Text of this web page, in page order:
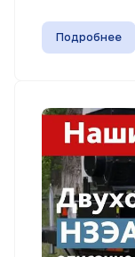
Подробнее